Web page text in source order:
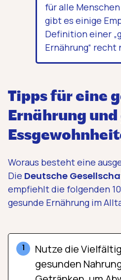
für alle
gibt es einige
Definition einer
Ernährung“ recht
Tipps für eine
Ernährung und
Woraus besteht eine
Die Deutsche
empfiehlt die folgenden
gesunde Ernährung im
Nutze die
gesunden